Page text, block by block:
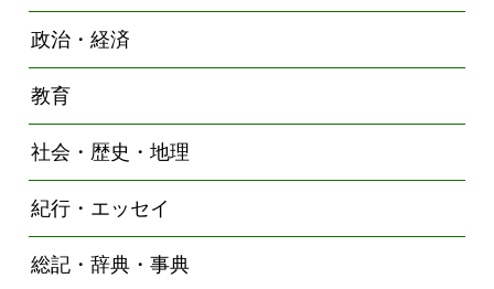
政治・経済
教育
社会・歴史・地理
紀行・エッセイ
総記・辞典・事典